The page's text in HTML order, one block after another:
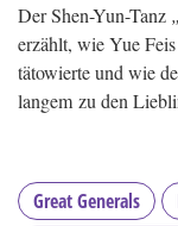
Der Shen-Yun-Tanz
erzählt, wie Yue
tätowierte und wie
langem zu den
Great Generals